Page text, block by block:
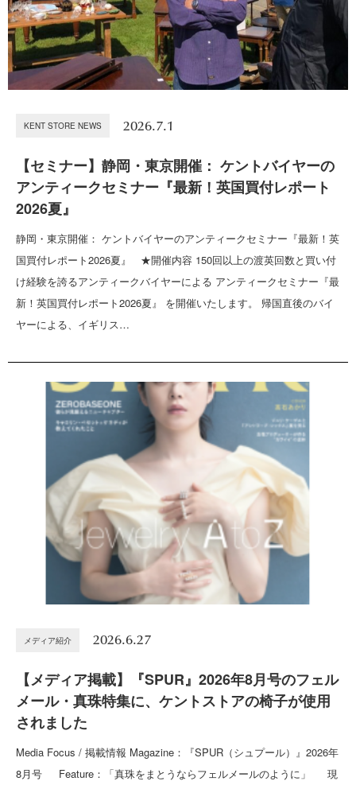
KENT STORE NEWS 2026.7.1
【セミナー】静岡・東京開催： ケントバイヤーの
アンティークセミナー『最新！英国買付レポート
2026夏』
静岡・東京開催： ケントバイヤーのアンティークセミナー『最新！英
国買付レポート2026夏』 ★開催内容 150回以上の渡英回数と買い付
け経験を誇るアンティークバイヤーによる アンティークセミナー『最
新！英国買付レポート2026夏』 を開催いたします。 帰国直後のバイ
ヤーによる、イギリス…
メディア紹介 2026.6.27
【メディア掲載】『SPUR』2026年8月号のフェル
メール・真珠特集に、ケントストアの椅子が使用
されました
Media Focus / 掲載情報 Magazine：『SPUR（シュプール）』2026年
8月号 Feature：「真珠をまとうならフェルメールのように」 現